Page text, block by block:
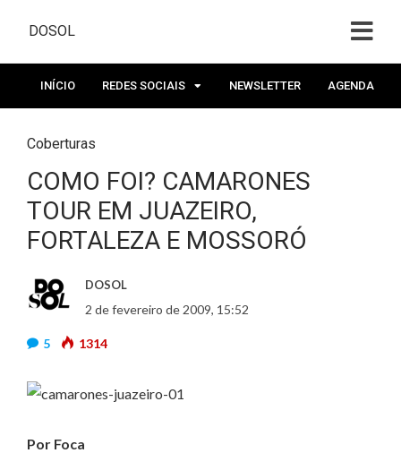
DOSOL
INÍCIO REDES SOCIAIS NEWSLETTER AGENDA
Coberturas
COMO FOI? CAMARONES
TOUR EM JUAZEIRO,
FORTALEZA E MOSSORÓ
DOSOL
2 de fevereiro de 2009, 15:52
5 1314
Por Foca